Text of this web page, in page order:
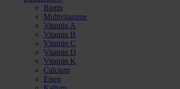
Biotin
Multivitamine
Vitamin A
Vitamin B
Vitamin C
Vitamin D
Vitamin K
Calcium
Eisen